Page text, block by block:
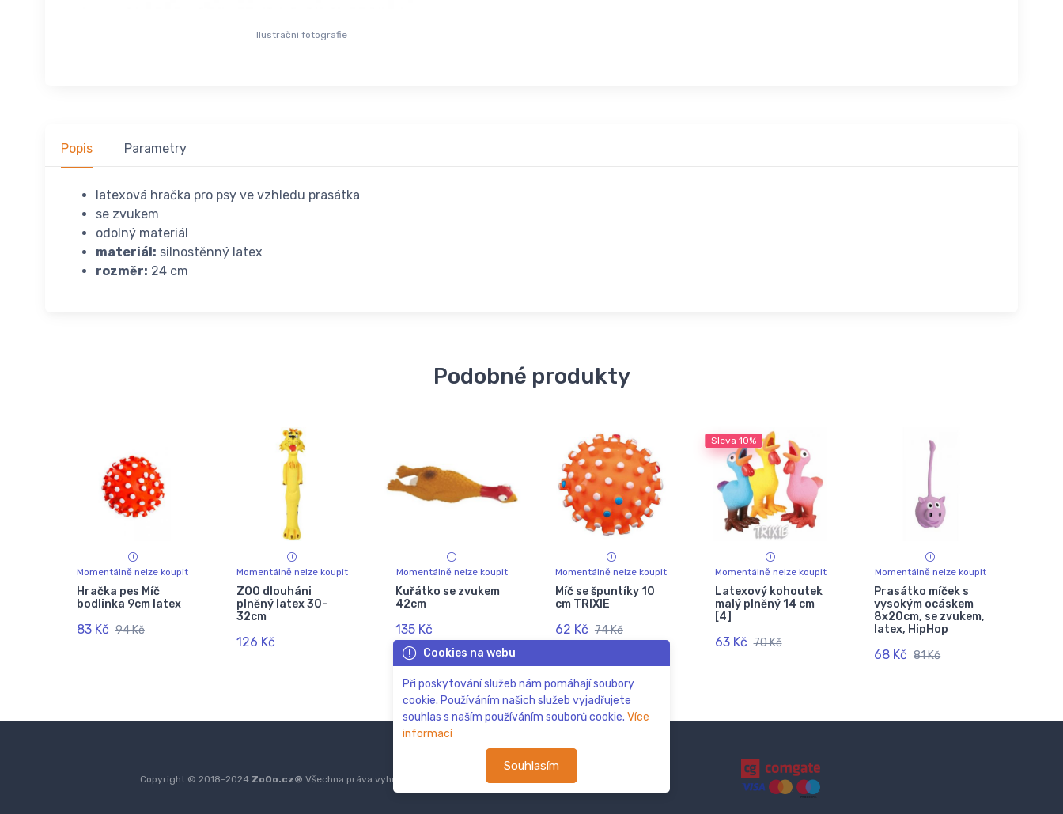
Ilustrační fotografie
Popis Parametry
latexová hračka pro psy ve vzhledu prasátka
se zvukem
odolný materiál
materiál: silnostěnný latex
rozměr: 24 cm
Podobné produkty
Momentálně nelze koupit
Hračka pes Míč
bodlinka 9cm latex
83 Kč 94 Kč
Momentálně nelze koupit
ZOO dlouháni
plněný latex 30-
32cm
126 Kč
Momentálně nelze koupit
Kuřátko se zvukem
42cm
135 Kč
Momentálně nelze koupit
Míč se špuntíky 10
cm TRIXIE
62 Kč 74 Kč
Sleva10%
Momentálně nelze koupit
Latexový kohoutek
malý plněný 14 cm
[4]
63 Kč 70 Kč
Momentálně nelze koupit
Prasátko míček s
vysokým ocáskem
8x20cm, se zvukem,
latex, HipHop
68 Kč 81 Kč
Cookies na webu
Při poskytování služeb nám pomáhají soubory
cookie. Používáním našich služeb vyjadřujete
souhlas s naším používáním souborů cookie. Více
informací
Souhlasím
Copyright © 2018-2024 ZoOo.cz® Všechna práva vyhrazena.